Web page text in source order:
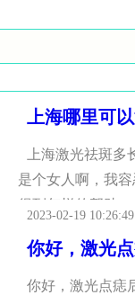
上海哪里可
上海激光祛斑多
是个女人啊，我
得到怎样的帮助
2023-02-19 10:26:49
你好，激光
你好，激光点痣